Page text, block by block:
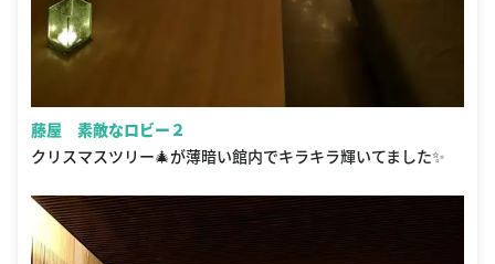
藤屋 素敵なロビー２
クリスマスツリー🎄が薄暗い館内でキラキラ輝いてました✨